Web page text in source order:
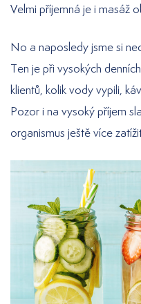
Velmi příjemná je i masáž
No a naposledy jsme si
Ten je při vysokých
klientů, kolik vody vypili,
Pozor i na vysoký příjem
organismus ještě více